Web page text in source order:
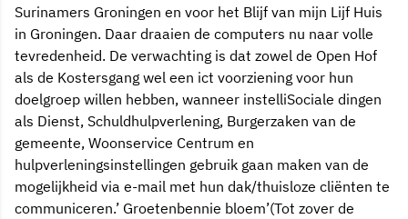
Surinamers Groningen en voor het Blijf van mijn Lijf Huis
in Groningen. Daar draaien de computers nu naar volle
tevredenheid. De verwachting is dat zowel de Open Hof
als de Kostersgang wel een ict voorziening voor hun
doelgroep willen hebben, wanneer instelliSociale dingen
als Dienst, Schuldhulpverlening, Burgerzaken van de
gemeente, Woonservice Centrum en
hulpverleningsinstellingen gebruik gaan maken van de
mogelijkheid via e-mail met hun dak/thuisloze cliënten te
communiceren.’ Groetenbennie bloem’(Tot zover de